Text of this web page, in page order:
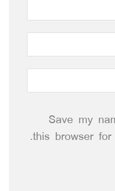
Save my
this browser